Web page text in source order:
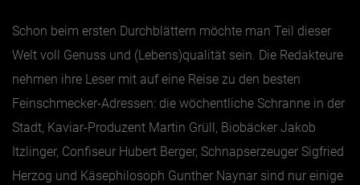
Mai
Juni
Juli
August
Schon beim ersten Durchblättern möchte man Teil dieser
Welt voll Genuss und (Lebens)qualität sein. Die Redakteure
nehmen ihre Leser mit auf eine Reise zu den besten
Feinschmecker-Adressen: die wöchentliche Schranne in der
Stadt, Kaviar-Produzent Martin Grüll, Biobäcker Jakob
Itzlinger, Confiseur Hubert Berger, Schnapserzeuger Sigfried
Herzog und Käsephilosoph Gunther Naynar sind nur einige